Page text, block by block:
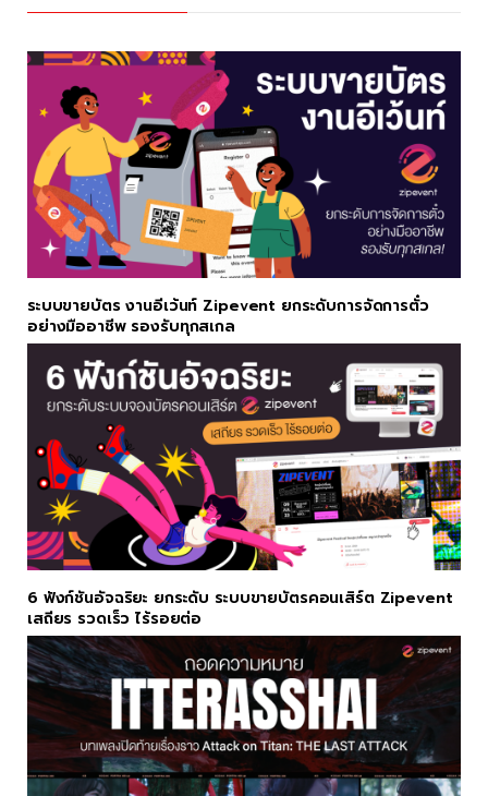
ระบบขายบัตร งานอีเว้นท์ Zipevent ยกระดับการจัดการตั๋ว
อย่างมืออาชีพ รองรับทุกสเกล
6 ฟังก์ชันอัจฉริยะ ยกระดับ ระบบขายบัตรคอนเสิร์ต Zipevent
เสถียร รวดเร็ว ไร้รอยต่อ